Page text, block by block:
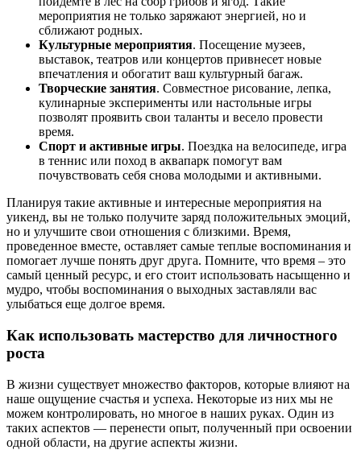
мероприятия не только заряжают энергией, но и
сближают родных.
Культурные мероприятия. Посещение музеев,
выставок, театров или концертов привнесет новые
впечатления и обогатит ваш культурный багаж.
Творческие занятия. Совместное рисование, лепка,
кулинарные эксперименты или настольные игры
позволят проявить свои таланты и весело провести
время.
Спорт и активные игры. Поездка на велосипеде, игра
в теннис или поход в аквапарк помогут вам
почувствовать себя снова молодыми и активными.
Планируя такие активные и интересные мероприятия на
уикенд, вы не только получите заряд положительных эмоций,
но и улучшите свои отношения с близкими. Время,
проведенное вместе, оставляет самые теплые воспоминания и
помогает лучше понять друг друга. Помните, что время – это
самый ценный ресурс, и его стоит использовать насыщенно и
мудро, чтобы воспоминания о выходных заставляли вас
улыбаться еще долгое время.
Как использовать мастерство для личностного
роста
В жизни существует множество факторов, которые влияют на
наше ощущение счастья и успеха. Некоторые из них мы не
можем контролировать, но многое в наших руках. Один из
таких аспектов — перенести опыт, полученный при освоении
одной области, на другие аспекты жизни.